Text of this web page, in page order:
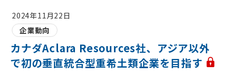
2024年11月22日
企業動向
カナダAclara Resources社、アジア以外
で初の垂直統合型重希土類企業を目指す